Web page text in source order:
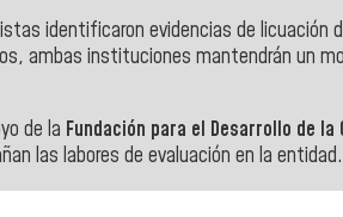
identificaron evidencias de licuación
ambas instituciones mantendrán un
de la Fundación para el Desarrollo de la
las labores de evaluación en la entidad.